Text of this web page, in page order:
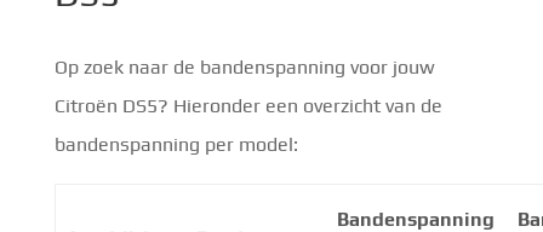
Op zoek naar de bandenspanning voor jouw
Citroën DS5? Hieronder een overzicht van de
bandenspanning per model:
Bandenspanning